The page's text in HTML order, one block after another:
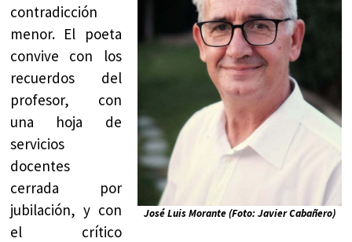
José Luis Morante (Foto: Javier Cabañero)
contradicción
menor. El poeta
convive con los
recuerdos del
profesor, con
una hoja de
servicios
docentes
cerrada por
jubilación, y con
el crítico